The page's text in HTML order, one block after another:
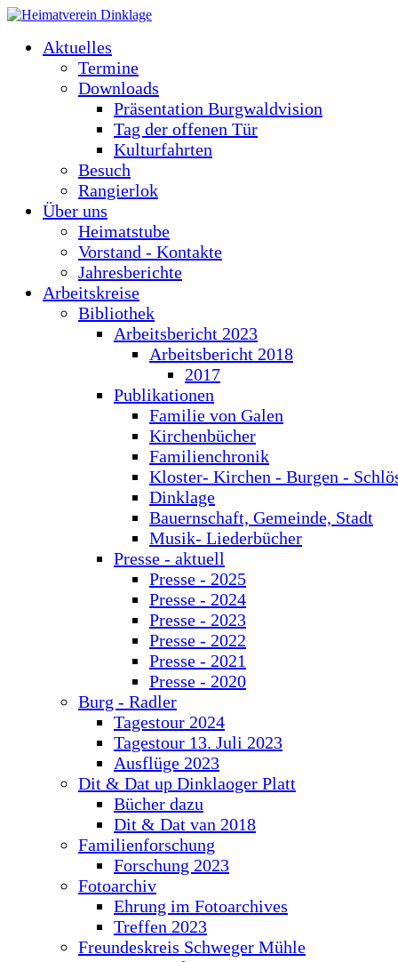
Aktuelles
Termine
Downloads
Präsentation Burgwaldvision
Tag der offenen Tür
Kulturfahrten
Besuch
Rangierlok
Über uns
Heimatstube
Vorstand - Kontakte
Jahresberichte
Arbeitskreise
Bibliothek
Arbeitsbericht 2023
Arbeitsbericht 2018
2017
Publikationen
Familie von Galen
Kirchenbücher
Familienchronik
Kloster- Kirchen - Burgen -
Dinklage
Bauernschaft, Gemeinde, Stadt
Musik- Liederbücher
Presse - aktuell
Presse - 2025
Presse - 2024
Presse - 2023
Presse - 2022
Presse - 2021
Presse - 2020
Burg - Radler
Tagestour 2024
Tagestour 13. Juli 2023
Ausflüge 2023
Dit & Dat up Dinklaoger Platt
Bücher dazu
Dit & Dat van 2018
Familienforschung
Forschung 2023
Fotoarchiv
Ehrung im Fotoarchives
Treffen 2023
Freundeskreis Schweger Mühle